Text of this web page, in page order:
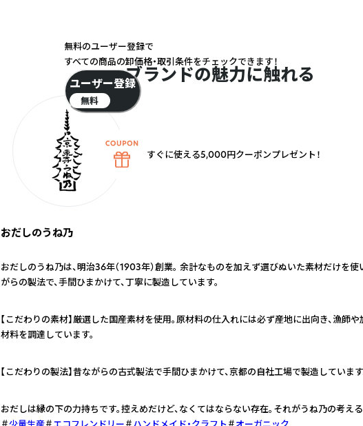
ブランドの魅力に触れる
おだしのうね乃
おだしのうね乃は、明治36年（1903年）創業。 余計なものを加えず選びぬいた素材だけを使
がらの製法で、手間ひまかけて、丁寧に製造しています。
【こだわりの素材】厳選した国産素材を使用。原材料の仕入れには必ず産地に出向き、漁師
材料を調達しています。
【こだわりの製法】昔ながらの古式製法で手間ひまかけて、京都の自社工場で製造しています
おだしは縁の下の力持ちです。控えめだけど、なくてはならない存在。それがうね乃の考える
無料のユーザー登録で
すべての商品の卸価格・取引条件をチェックできます！
ユーザー登録
無料
すぐに使える5,000円クーポンプレゼント！